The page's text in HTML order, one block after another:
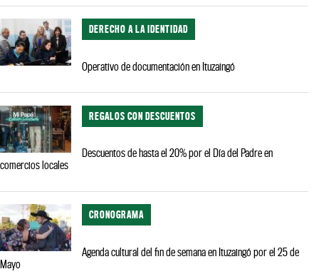
DERECHO A LA IDENTIDAD
Operativo de documentación en Ituzaingó
REGALOS CON DESCUENTOS
Descuentos de hasta el 20% por el Día del Padre en
comercios locales
CRONOGRAMA
Agenda cultural del fin de semana en Ituzaingó por el 25 de
Mayo